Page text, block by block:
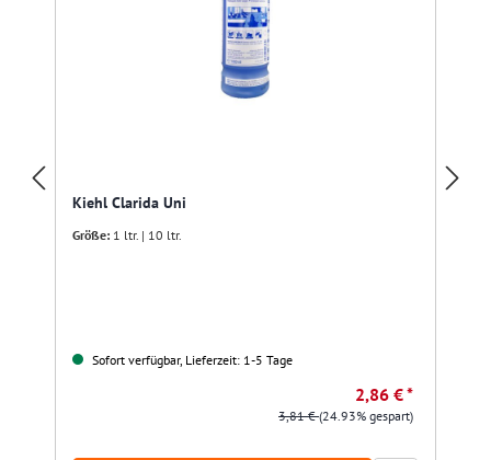
Kiehl Clarida Uni
Größe: 1 ltr. | 10 ltr.
Sofort verfügbar, Lieferzeit: 1-5 Tage
2,86 € *
3,81 €(24.93% gespart)